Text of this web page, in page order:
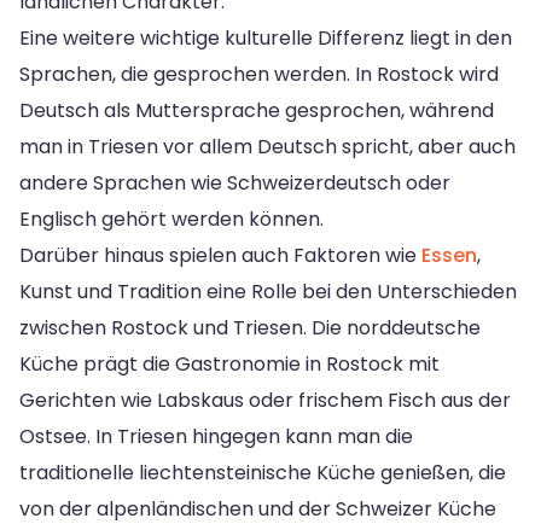
Eine weitere wichtige kulturelle Differenz liegt in den
Sprachen, die gesprochen werden. In Rostock wird
Deutsch als Muttersprache gesprochen, während
man in Triesen vor allem Deutsch spricht, aber auch
andere Sprachen wie Schweizerdeutsch oder
Englisch gehört werden können.
Darüber hinaus spielen auch Faktoren wie Essen,
Kunst und Tradition eine Rolle bei den Unterschieden
zwischen Rostock und Triesen. Die norddeutsche
Küche prägt die Gastronomie in Rostock mit
Gerichten wie Labskaus oder frischem Fisch aus der
Ostsee. In Triesen hingegen kann man die
traditionelle liechtensteinische Küche genießen, die
von der alpenländischen und der Schweizer Küche